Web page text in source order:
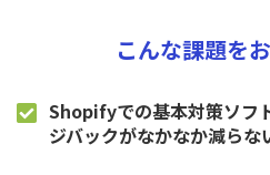
こんな課題を
Shopifyでの基本対策ソフ
ジバックがなかなか減らな